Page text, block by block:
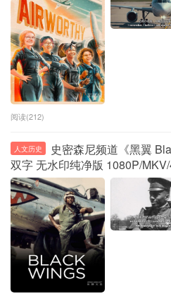
阅读(212)
人文历史
史密森尼频道《黑翼
双字 无水印纯净版 1080P/